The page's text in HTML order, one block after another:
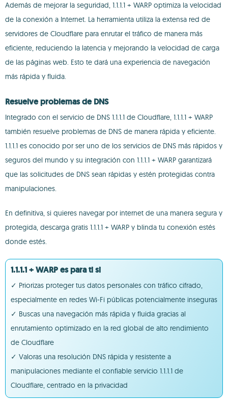
Además de mejorar la seguridad, 1.1.1.1 + WARP optimiza la velocidad
de la conexión a Internet. La herramienta utiliza la extensa red de
servidores de Cloudflare para enrutar el tráfico de manera más
eficiente, reduciendo la latencia y mejorando la velocidad de carga
de las páginas web. Esto te dará una experiencia de navegación
más rápida y fluida.
Resuelve problemas de DNS
Integrado con el servicio de DNS 1.1.1.1 de Cloudflare, 1.1.1.1 + WARP
también resuelve problemas de DNS de manera rápida y eficiente.
1.1.1.1 es conocido por ser uno de los servicios de DNS más rápidos y
seguros del mundo y su integración con 1.1.1.1 + WARP garantizará
que las solicitudes de DNS sean rápidas y estén protegidas contra
manipulaciones.
En definitiva, si quieres navegar por internet de una manera segura y
protegida, descarga gratis 1.1.1.1 + WARP y blinda tu conexión estés
donde estés.
1.1.1.1 + WARP es para ti si
✓ Priorizas proteger tus datos personales con tráfico cifrado,
especialmente en redes Wi‑Fi públicas potencialmente inseguras
✓ Buscas una navegación más rápida y fluida gracias al
enrutamiento optimizado en la red global de alto rendimiento
de Cloudflare
✓ Valoras una resolución DNS rápida y resistente a
manipulaciones mediante el confiable servicio 1.1.1.1 de
Cloudflare, centrado en la privacidad